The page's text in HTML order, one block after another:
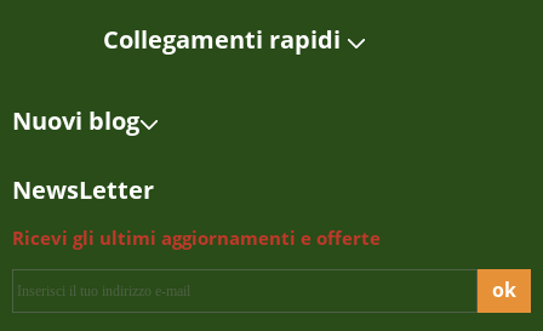
Collegamenti rapidi
Nuovi blog
NewsLetter
Ricevi gli ultimi aggiornamenti e offerte
ok